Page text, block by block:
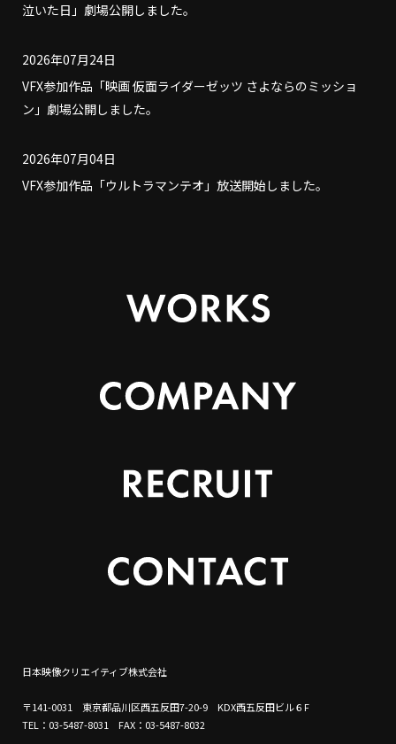
泣いた日」劇場公開しました。
2026年07月24日
VFX参加作品「映画 仮面ライダーゼッツ さよならのミッショ
ン」劇場公開しました。
2026年07月04日
VFX参加作品「ウルトラマンテオ」放送開始しました。
日本映像クリエイティブ株式会社
〒141-0031 東京都品川区西五反田7-20-9 KDX西五反田ビル６F
TEL：03-5487-8031 FAX：03-5487-8032